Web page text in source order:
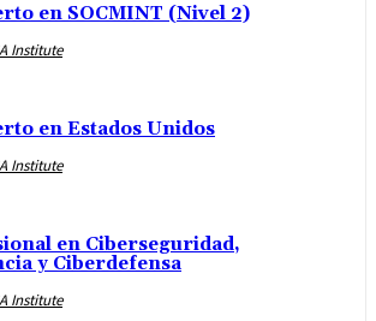
en SOCMINT (Nivel 2)
Institute
en Estados Unidos
Institute
en Ciberseguridad,
y Ciberdefensa
Institute